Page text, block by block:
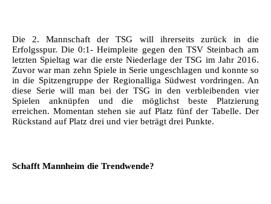
Die 2. Mannschaft der TSG will ihrerseits zurück in die
Erfolgsspur. Die 0:1- Heimpleite gegen den TSV Steinbach am
letzten Spieltag war die erste Niederlage der TSG im Jahr 2016.
Zuvor war man zehn Spiele in Serie ungeschlagen und konnte so
in die Spitzengruppe der Regionalliga Südwest vordringen. An
diese Serie will man bei der TSG in den verbleibenden vier
Spielen anknüpfen und die möglichst beste Platzierung
erreichen. Momentan stehen sie auf Platz fünf der Tabelle. Der
Rückstand auf Platz drei und vier beträgt drei Punkte.
Schafft Mannheim die Trendwende?